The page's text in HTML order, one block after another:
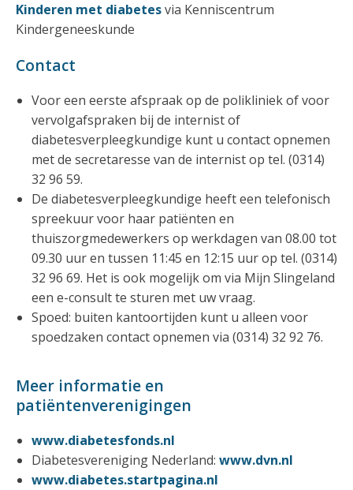
Kinderen met diabetesvia Kenniscentrum
Kindergeneeskunde
Contact
Voor een eerste afspraak op de polikliniek of voor
vervolgafspraken bij de internist of
diabetesverpleegkundige kunt u contact opnemen
met de secretaresse van de internist op tel. (0314)
32 96 59.
De diabetesverpleegkundige heeft een telefonisch
spreekuur voor haar patiënten en
thuiszorgmedewerkers op werkdagen van 08.00 tot
09.30 uur en tussen 11:45 en 12:15 uur op tel. (0314)
32 96 69. Het is ook mogelijk om via Mijn Slingeland
een e-consult te sturen met uw vraag.
Spoed: buiten kantoortijden kunt u alleen voor
spoedzaken contact opnemen via (0314) 32 92 76.
Meer informatie en
patiëntenverenigingen
www.diabetesfonds.nl
Diabetesvereniging Nederland: www.dvn.nl
www.diabetes.startpagina.nl